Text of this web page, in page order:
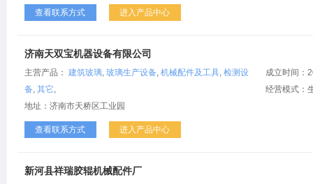
查看联系方式 进入产品中心
济南天双宝机器设备有限公司
主营产品： 建筑玻璃, 玻璃生产设备, 机械配件及工具, 检测设
备, 其它,
地址：济南市天桥区工业园
成立时间：
经营模式：
查看联系方式 进入产品中心
新河县祥瑞胶辊机械配件厂